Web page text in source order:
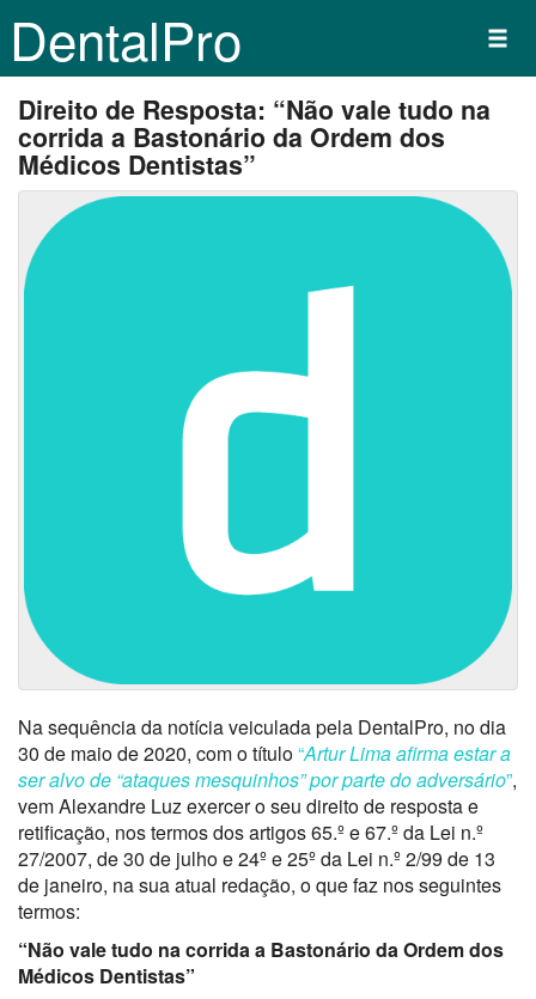
DentalPro
Direito de Resposta: “Não vale tudo na
corrida a Bastonário da Ordem dos
Médicos Dentistas”
Na sequência da notícia veiculada pela DentalPro, no dia
30 de maio de 2020, com o título“Artur Lima afirma estar a
ser alvo de “ataques mesquinhos” por parte do adversário”,
vem Alexandre Luz exercer o seu direito de resposta e
retificação, nos termos dos artigos 65.º e 67.º da Lei n.º
27/2007, de 30 de julho e 24º e 25º da Lei n.º 2/99 de 13
de janeiro, na sua atual redação, o que faz nos seguintes
termos:
“Não vale tudo na corrida a Bastonário da Ordem dos
Médicos Dentistas”